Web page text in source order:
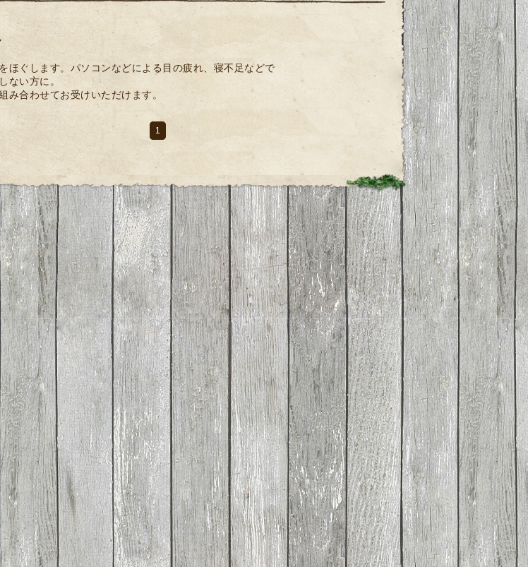
ほぐします。パソコンなどによる目の疲れ、寝不足などで
ない方に。
み合わせてお受けいただけます。
1